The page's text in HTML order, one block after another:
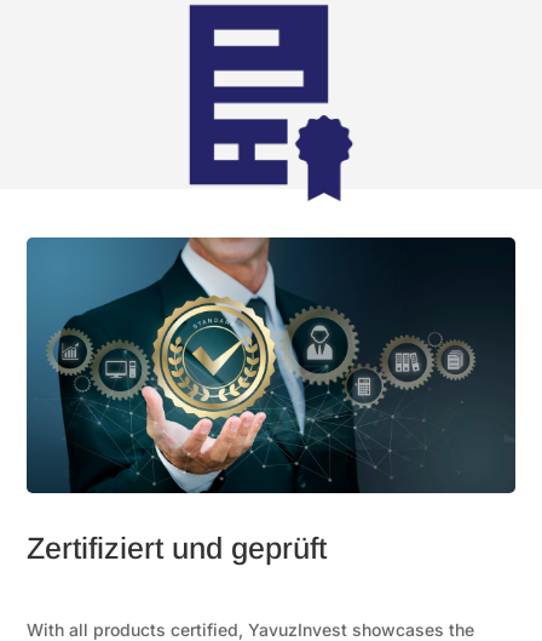
Zertifiziert und geprüft
With all products certified, YavuzInvest showcases the